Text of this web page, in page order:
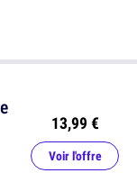
13,99 €
Voir l'offre